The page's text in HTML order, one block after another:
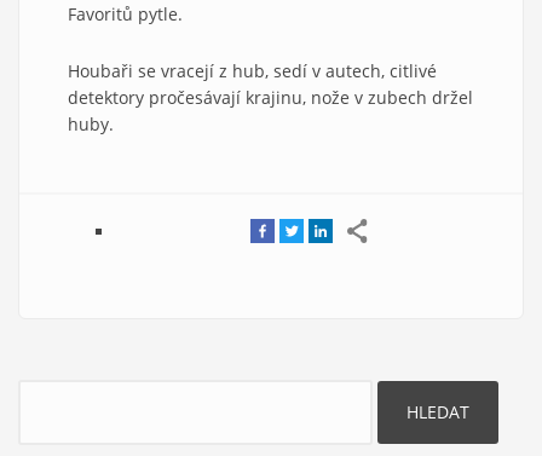
Favoritů pytle.
Houbaři se vracejí z hub, sedí v autech, citlivé
detektory pročesávají krajinu, nože v zubech držel
huby.